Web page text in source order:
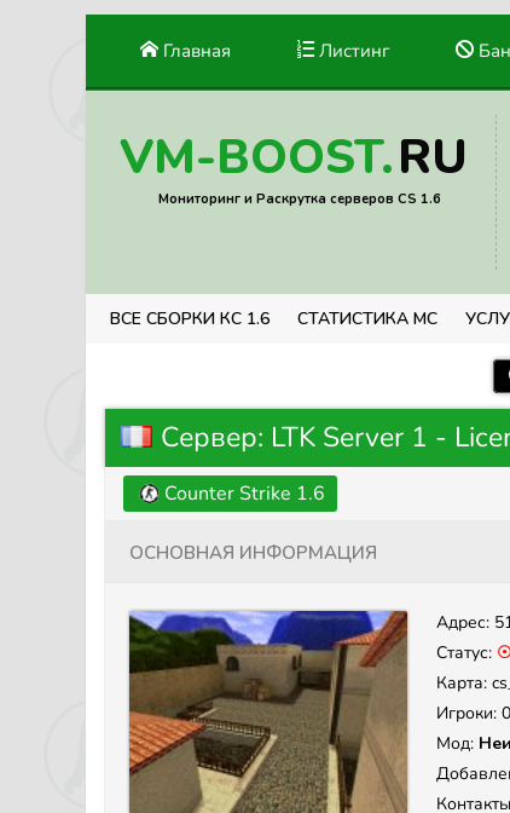
Главная Листинг
VM-BOOST.RU
Мониторинг и Раскрутка серверов CS 1.6
ВСЕ СБОРКИ КС 1.6 СТАТИСТИКА МС
Сервер: LTK Server 1 -
Counter Strike 1.6
Основная информация
Адрес:
Статус:
Карта:
Игроки:
Мод: